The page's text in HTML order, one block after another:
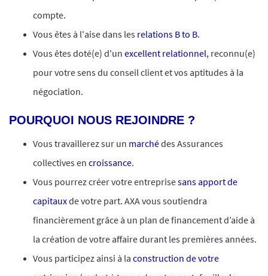
compte.
Vous êtes à l'aise dans les relations B to B.
Vous êtes doté(e) d'un excellent relationnel, reconnu(e)
pour votre sens du conseil client et vos aptitudes à la
négociation.
POURQUOI NOUS REJOINDRE ?
Vous travaillerez sur un marchédes Assurances
collectives en croissance.
Vous pourrez créer votre entreprisesans apport de
capitauxde votre part. AXA vous soutiendra
financièrement grâce à un plan de financement d’aide à
la création de votre affaire durant les premières années.
Vous participez ainsi à la construction de votre